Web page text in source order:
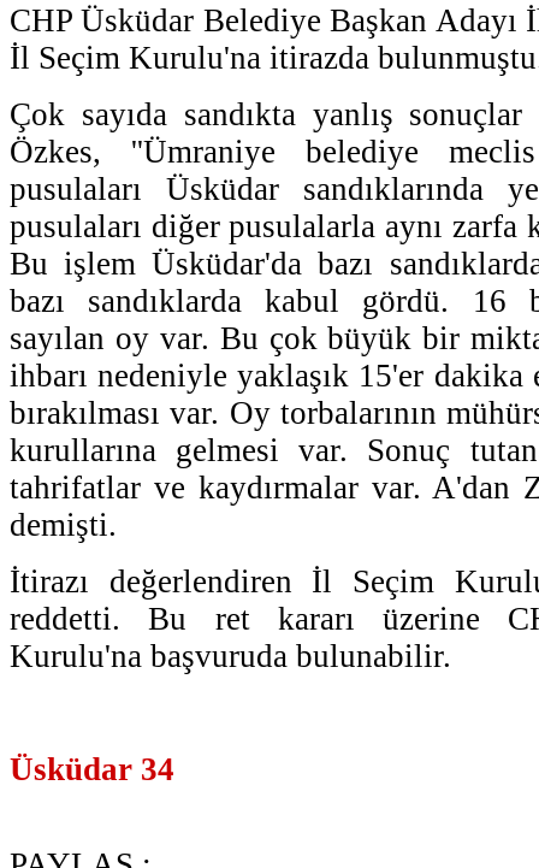
CHP Üsküdar Belediye Başkan Adayı
İl Seçim Kurulu'na itirazda
Çok sayıda sandıkta yanlış sonuçlar
Özkes, ''Ümraniye belediye
pusulaları Üsküdar sandıklarında
pusulaları diğer pusulalarla aynı zarfa
Bu işlem Üsküdar'da bazı
bazı sandıklarda kabul gördü. 16
sayılan oy var. Bu çok büyük bir
ihbarı nedeniyle yaklaşık 15'er dakika
bırakılması var. Oy torbalarının
kurullarına gelmesi var. Sonuç
tahrifatlar ve kaydırmalar var. A'dan
demişti.
İtirazı değerlendiren İl Seçim
reddetti. Bu ret kararı üzerine
Kurulu'na başvuruda bulunabilir.
Üsküdar 34